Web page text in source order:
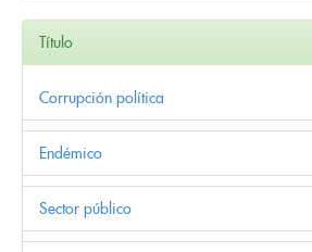
Título
Corrupción política
Endémico
Sector público